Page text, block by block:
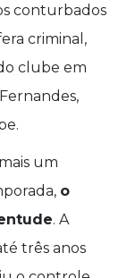
conturbados
criminal,
clube em
um
o
. A
três anos